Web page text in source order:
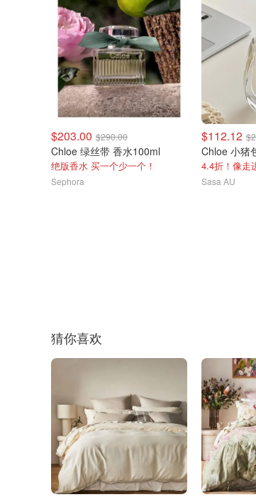
$203.00 $290.00
Chloe 绿丝带 香水100ml
绝版香水 买一个少一个！
Sephora
$112.12
Chloe 小猪
4.4折！像走
Sasa AU
猜你喜欢